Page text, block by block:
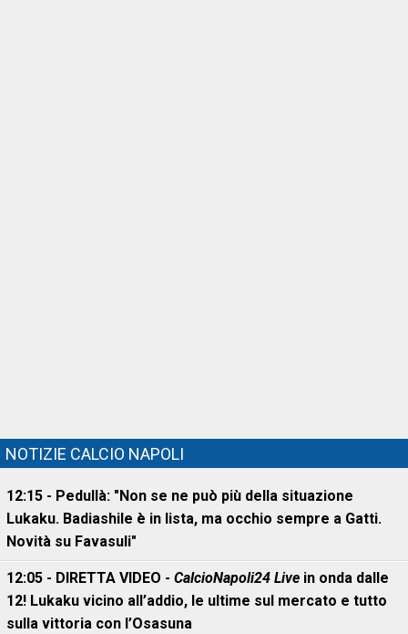
NOTIZIE CALCIO NAPOLI
12:15 - Pedullà: "Non se ne può più della situazione
Lukaku. Badiashile è in lista, ma occhio sempre a Gatti.
Novità su Favasuli"
12:05 - DIRETTA VIDEO - CalcioNapoli24 Live in onda dalle
12! Lukaku vicino all’addio, le ultime sul mercato e tutto
sulla vittoria con l’Osasuna